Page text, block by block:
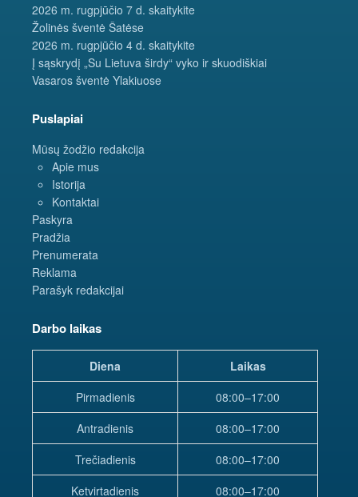
2026 m. rugpjūčio 7 d. skaitykite
Žolinės šventė Šatėse
2026 m. rugpjūčio 4 d. skaitykite
Į sąskrydį „Su Lietuva širdy“ vyko ir skuodiškiai
Vasaros šventė Ylakiuose
Puslapiai
Mūsų žodžio redakcija
Apie mus
Istorija
Kontaktai
Paskyra
Pradžia
Prenumerata
Reklama
Parašyk redakcijai
Darbo laikas
Diena
Laikas
Pirmadienis
08:00–17:00
Antradienis
08:00–17:00
Trečiadienis
08:00–17:00
Ketvirtadienis
08:00–17:00